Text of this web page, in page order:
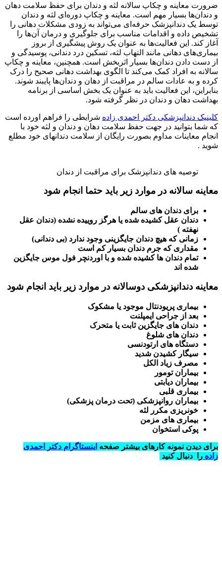
ضرورت معاینه و چکاپ سالانه لثه و دندان برای حفظ سلامت دهان
و دندان‌ها بسیار مهم است. معاینه و چکاپ دوره‌ای لثه و دندان
توسط یک دندانپزشک حرفه‌ای می‌تواند به زودی مشکلات دهانی را
تشخیص داده و اقدامات مناسب برای جلوگیری و درمان آن‌ها را
آغاز کند. این فعالیت‌ها به عنوان یک روش پیشگیری از بروز
بیماری‌های دهانی مانند التهاب لثه، تسکین درد دندانی، پوسیدگی و
از دست دادن دندان‌ها بسیار اثربخش است. همچنین، معاینه و چکاپ
سالانه به افراد کمک می‌کند تا الگوی بهداشت دهانی صحیح را درک
کرده و به عادات سالم در مراقبت از دهان و دندان‌ها پایبند شوند.
بنابراین، این فعالیت باید به عنوان یک بخش اساسی از برنامه
بهداشت دهان و دندان در نظر گرفته شود.
کلینیک دندانپزشکی دکتر احمدی زاده شرایطی را فراهم اورده است
که شما بتوانید در جهت حفظ سلامت دهان و دندان و لثه خود با
انجام معاینات مداوم بصورت رایگان از سلامت دندانهای خود مطلع
شوید .
توصیه های دندانپزشک برای مراقبت از دندان
معاینه سالانه در موارد زیر باید حتما انجام شود
برای دندان های سالم
دندان عقل کشیده شده یا هرگز روییده نشده (دندان عقل
نهفته )
زمانی که هیچ دندان جایگزینی وجود ندارد (بی دندانی)
مقداری که جرم دندان بسیار کم است
تمام دندان ها کشیده شده و با اوردنچر فول موس جایگزین
شده اند
معاینه دندانپزشکی دوسالانه در موارد زیر باید انجام شود
بیماری پریودنتال موجود یا مشکوک
بعد از جراحی ایمپلنت
دندان های جایگزین ثابت یا متحرک
دندان های شلوغ
دستگاه های ارتودنسی
سیگار کشیدن شدید
مصرف زیاد الکل
بیماران تومور
بیماران دیابتی
بیماری قلبی
بیماران روانپزشکی (تحت درمان پزشکی)
خونریزی مکرر لثه
بیماری های مزمن
پوکی استخوان
برای دیدن نمونه کارهای بیشتر صفحه اینستاگرام دکتر احمدی
زاده را دنبال کنید